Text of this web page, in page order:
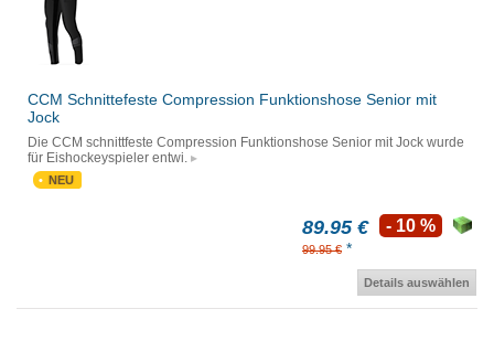
CCM Schnittefeste Compression Funktionshose Senior mit
Jock
Die CCM schnittfeste Compression Funktionshose Senior mit Jock wurde
für Eishockeyspieler entwi.
NEU
89.95 €
99.95 € *
- 10 %
Details auswählen